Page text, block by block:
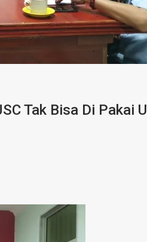
Tak Bisa Di Pakai